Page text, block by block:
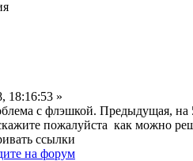
18:16:53 »
с флэшкой. Предыдущая,
пожалуйста как можно
ссылки
на форум